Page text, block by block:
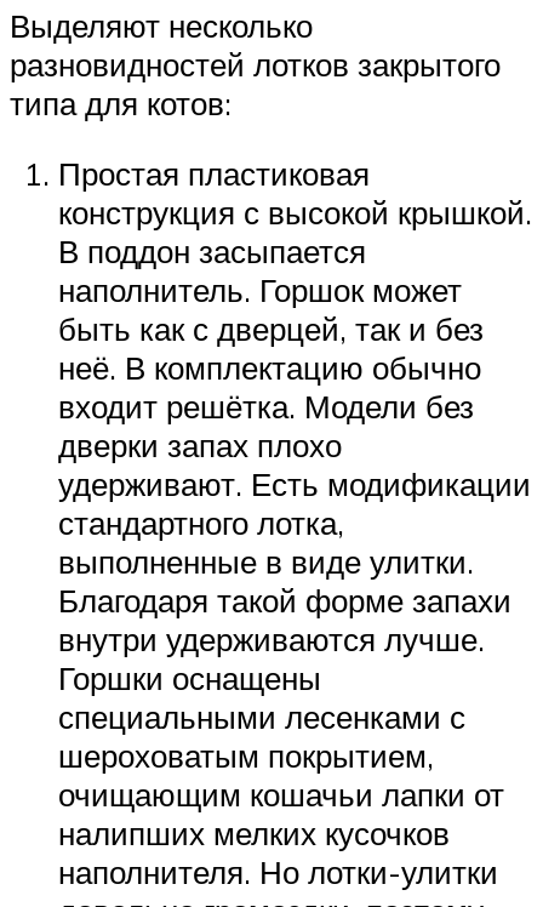
Выделяют несколько
разновидностей лотков закрытого
типа для котов:
Простая пластиковая
конструкция с высокой крышкой.
В поддон засыпается
наполнитель. Горшок может
быть как с дверцей, так и без
неё. В комплектацию обычно
входит решётка. Модели без
дверки запах плохо
удерживают. Есть модификации
стандартного лотка,
выполненные в виде улитки.
Благодаря такой форме запахи
внутри удерживаются лучше.
Горшки оснащены
специальными лесенками с
шероховатым покрытием,
очищающим кошачьи лапки от
налипших мелких кусочков
наполнителя. Но лотки-улитки